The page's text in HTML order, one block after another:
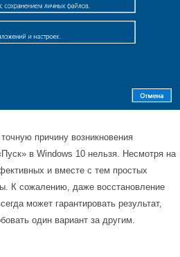
причину возникновения
в Windows 10 нельзя. Несмотря на
и вместе с тем простых
К сожалению, даже восстановление
может гарантировать результат,
один вариант за другим.